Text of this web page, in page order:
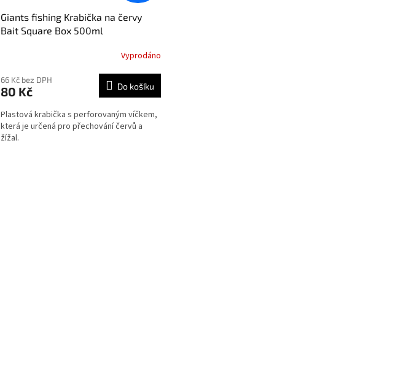
Giants fishing Krabička na červy
Bait Square Box 500ml
Vyprodáno
66 Kč bez DPH
80 Kč Do košíku
Plastová krabička s perforovaným víčkem,
která je určená pro přechování červů a
žížal.